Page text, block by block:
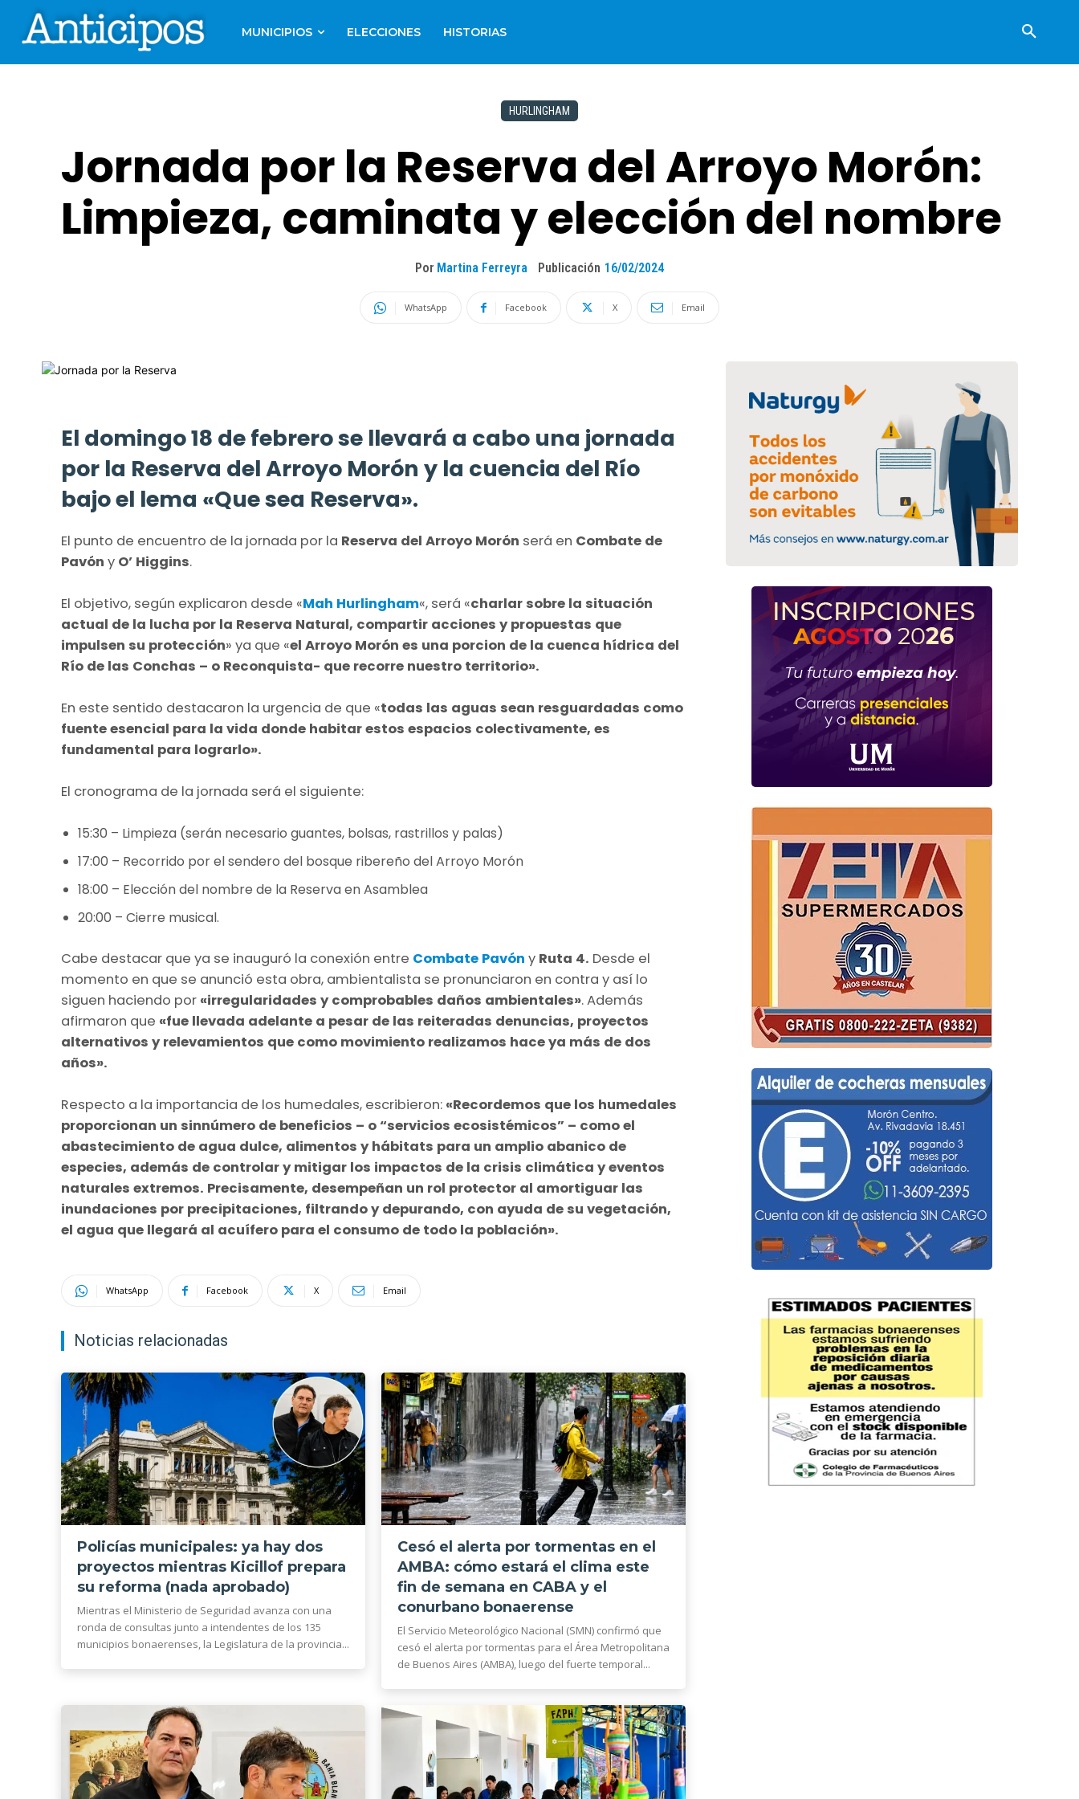
MUNICIPIOS ELECCIONES HISTORIAS
HURLINGHAM
Jornada por la Reserva del Arroyo Morón:
Limpieza, caminata y elección del nombre
Por Martina Ferreyra Publicación 16/02/2024
WhatsApp Facebook X Email
El domingo 18 de febrero se llevará a cabo una jornada
por la Reserva del Arroyo Morón y la cuencia del Río
bajo el lema «Que sea Reserva».
El punto de encuentro de la jornada por la Reserva del Arroyo Morón será en Combate de
Pavón y O’ Higgins.
El objetivo, según explicaron desde «Mah Hurlingham«, será «charlar sobre la situación
actual de la lucha por la Reserva Natural, compartir acciones y propuestas que
impulsen su protección» ya que «el Arroyo Morón es una porcion de la cuenca hídrica del
Río de las Conchas – o Reconquista- que recorre nuestro territorio».
En este sentido destacaron la urgencia de que «todas las aguas sean resguardadas como
fuente esencial para la vida donde habitar estos espacios colectivamente, es
fundamental para lograrlo».
El cronograma de la jornada será el siguiente:
15:30 – Limpieza (serán necesario guantes, bolsas, rastrillos y palas)
17:00 – Recorrido por el sendero del bosque ribereño del Arroyo Morón
18:00 – Elección del nombre de la Reserva en Asamblea
20:00 – Cierre musical.
Cabe destacar que ya se inauguró la conexión entre Combate Pavón y Ruta 4. Desde el
momento en que se anunció esta obra, ambientalista se pronunciaron en contra y así lo
siguen haciendo por «irregularidades y comprobables daños ambientales». Además
afirmaron que «fue llevada adelante a pesar de las reiteradas denuncias, proyectos
alternativos y relevamientos que como movimiento realizamos hace ya más de dos
años».
Respecto a la importancia de los humedales, escribieron: «Recordemos que los humedales
proporcionan un sinnúmero de beneficios – o “servicios ecosistémicos” – como el
abastecimiento de agua dulce, alimentos y hábitats para un amplio abanico de
especies, además de controlar y mitigar los impactos de la crisis climática y eventos
naturales extremos. Precisamente, desempeñan un rol protector al amortiguar las
inundaciones por precipitaciones, filtrando y depurando, con ayuda de su vegetación,
el agua que llegará al acuífero para el consumo de todo la población».
WhatsApp Facebook X Email
Noticias relacionadas
Policías municipales: ya hay dos
proyectos mientras Kicillof prepara
su reforma (nada aprobado)
Mientras el Ministerio de Seguridad avanza con una
ronda de consultas junto a intendentes de los 135
municipios bonaerenses, la Legislatura de la provincia...
Cesó el alerta por tormentas en el
AMBA: cómo estará el clima este
fin de semana en CABA y el
conurbano bonaerense
El Servicio Meteorológico Nacional (SMN) confirmó que
cesó el alerta por tormentas para el Área Metropolitana
de Buenos Aires (AMBA), luego del fuerte temporal...